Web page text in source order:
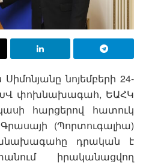
նոյեմբերի 24-
ԽՎ փոխնախագահ, ԵԱՀԿ
հարցերով հատուկ
Գրասայի (Պորտուգալիա)
դրական է
իրականացվող